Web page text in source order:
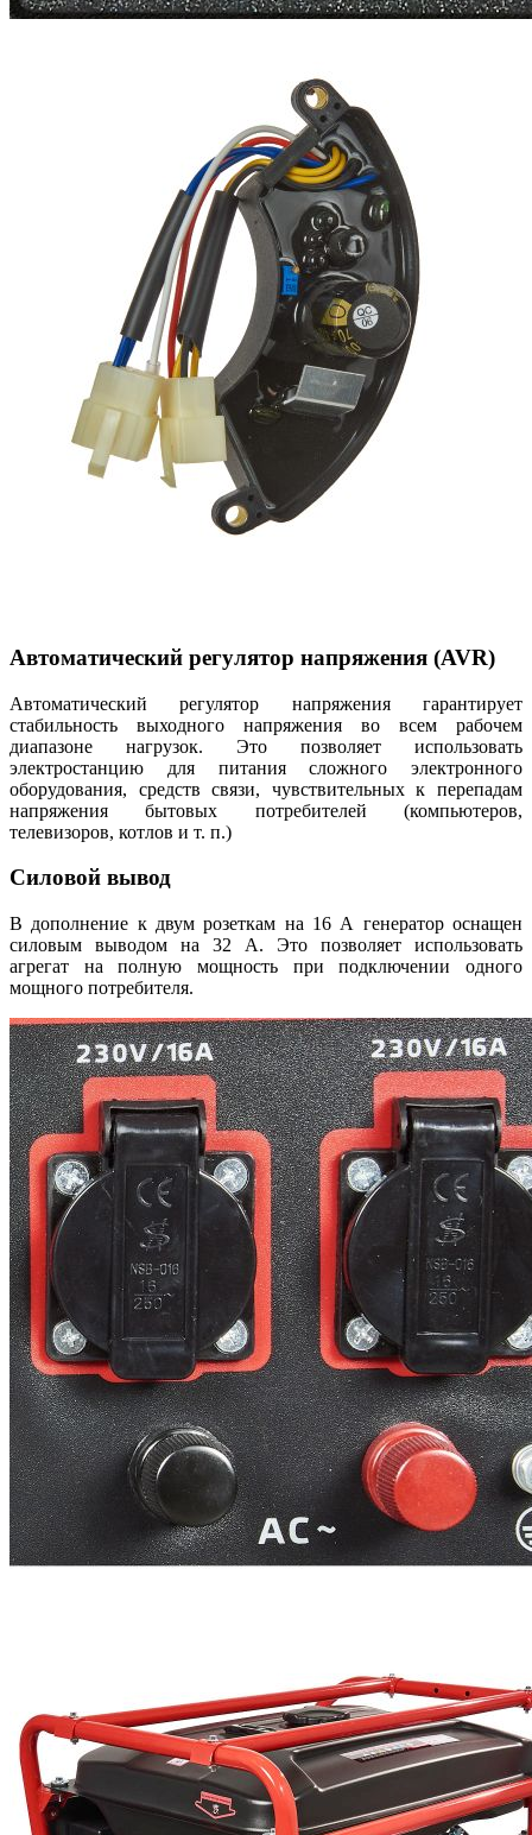
Автоматический регулятор напряжения (AVR)
Автоматический регулятор напряжения гарантирует
стабильность выходного напряжения во всем рабочем
диапазоне нагрузок. Это позволяет использовать
электростанцию для питания сложного электронного
оборудования, средств связи, чувствительных к перепадам
напряжения бытовых потребителей (компьютеров,
телевизоров, котлов и т. п.)
Силовой вывод
В дополнение к двум розеткам на 16 А генератор оснащен
силовым выводом на 32 А. Это позволяет использовать
агрегат на полную мощность при подключении одного
мощного потребителя.